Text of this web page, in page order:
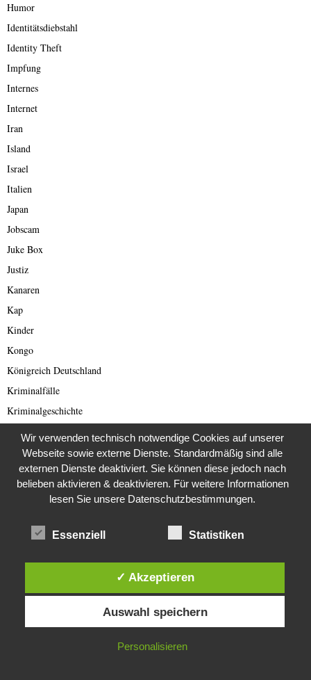
Humor
Identitätsdiebstahl
Identity Theft
Impfung
Internes
Internet
Iran
Island
Israel
Italien
Japan
Jobscam
Juke Box
Justiz
Kanaren
Kap
Kinder
Kongo
Königreich Deutschland
Kriminalfälle
Kriminalgeschichte
Kriminalität
Kunst
Kurioses
Kurzmeldungen
Lateinamerika
Lotterie
Diese Website verwendet Cookies. Durch die weitere Nutzung dieser
Website stimmst du der Verwendung von Cookies zu.
IN ORDNUNG
Wir verwenden technisch notwendige Cookies auf unserer
Webseite sowie externe Dienste. Standardmäßig sind alle
externen Dienste deaktiviert. Sie können diese jedoch nach
belieben aktivieren & deaktivieren. Für weitere Informationen
lesen Sie unsere Datenschutzbestimmungen.
Essenziell Statistiken
✓ Akzeptieren
Auswahl speichern
Personalisieren